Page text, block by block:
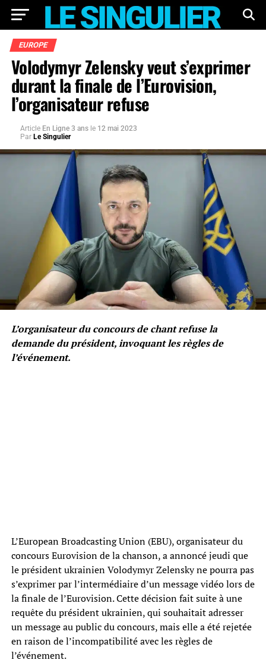
EUROPE
Volodymyr Zelensky veut s’exprimer
durant la finale de l’Eurovision,
l’organisateur refuse
Article En Ligne 3 ans le 12 mai 2023
Par Le Singulier
L’organisateur du concours de chant refuse la
demande du président, invoquant les règles de
l’événement.
L’European Broadcasting Union (EBU), organisateur du
concours Eurovision de la chanson, a annoncé jeudi que
le président ukrainien Volodymyr Zelensky ne pourra pas
s’exprimer par l’intermédiaire d’un message vidéo lors de
la finale de l’Eurovision. Cette décision fait suite à une
requête du président ukrainien, qui souhaitait adresser
un message au public du concours, mais elle a été rejetée
en raison de l’incompatibilité avec les règles de
l’événement.